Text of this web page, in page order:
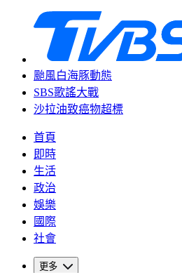
颱風白海豚動態
SBS歌謠大戰
沙拉油致癌物超標
首頁
即時
生活
政治
娛樂
國際
社會
更多